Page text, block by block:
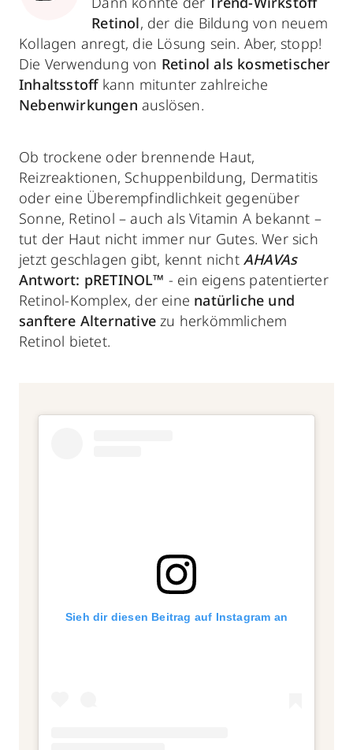
Retinol, der die Bildung von neuem
Kollagen anregt, die Lösung sein. Aber, stopp!
Die Verwendung von Retinol als kosmetischer
Inhaltsstoff kann mitunter zahlreiche
Nebenwirkungen auslösen.
Ob trockene oder brennende Haut,
Reizreaktionen, Schuppenbildung, Dermatitis
oder eine Überempfindlichkeit gegenüber
Sonne, Retinol – auch als Vitamin A bekannt –
tut der Haut nicht immer nur Gutes. Wer sich
jetzt geschlagen gibt, kennt nicht AHAVAs
Antwort: pRETINOL™ - ein eigens patentierter
Retinol-Komplex, der eine natürliche und
sanftere Alternative zu herkömmlichem
Retinol bietet.
Sieh dir diesen Beitrag auf Instagram an